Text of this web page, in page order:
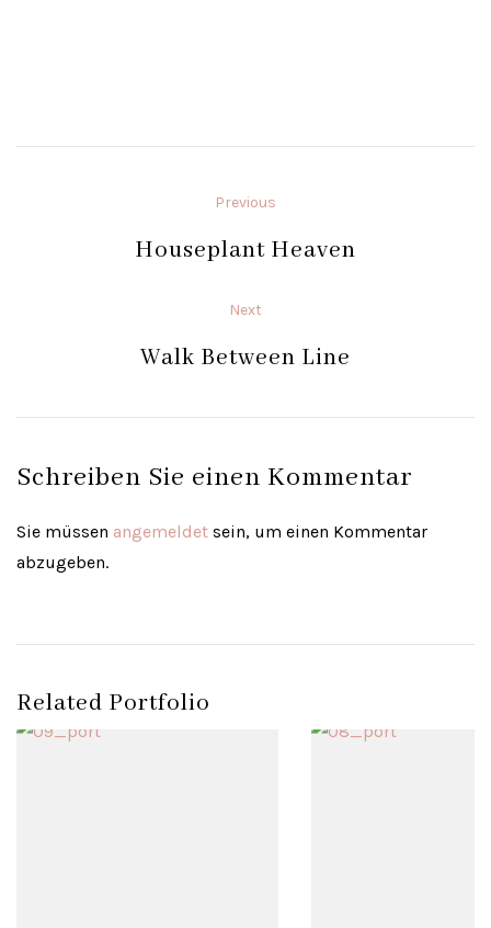
Previous
Houseplant Heaven
Next
Walk Between Line
Schreiben Sie einen Kommentar
Sie müssen angemeldet sein, um einen Kommentar
abzugeben.
Related Portfolio